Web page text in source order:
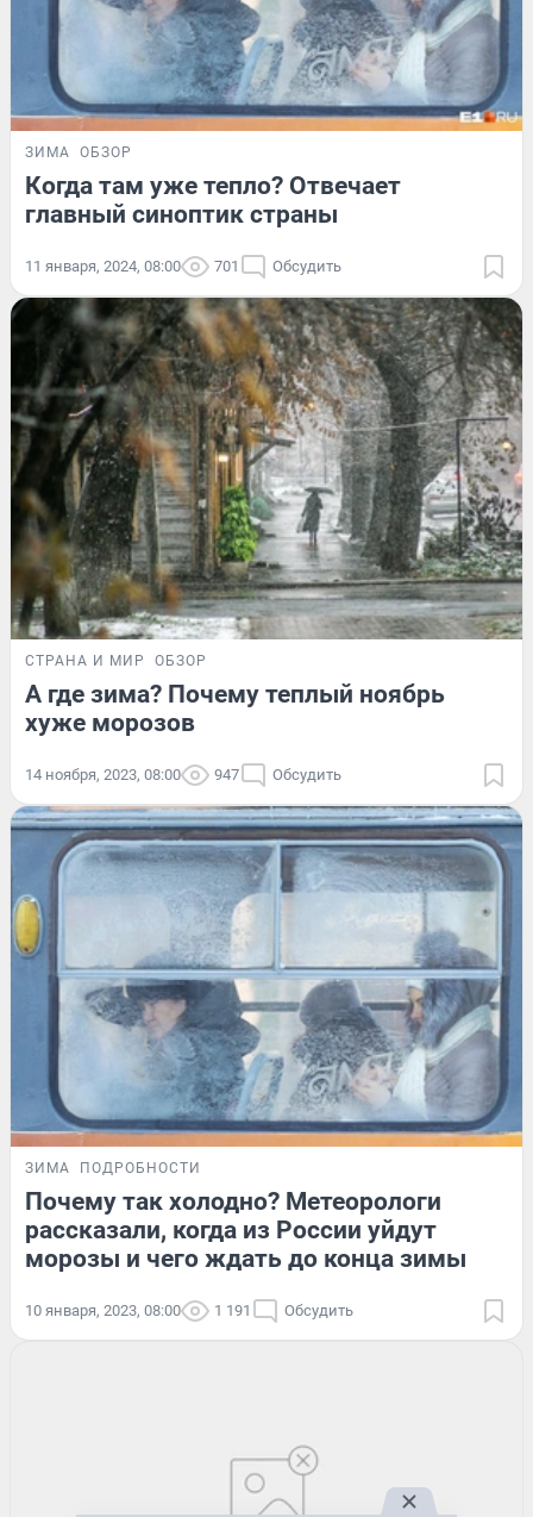
ЗИМА ОБЗОР
Когда там уже тепло? Отвечает
главный синоптик страны
11 января, 2024, 08:00 701 Обсудить
СТРАНА И МИР ОБЗОР
А где зима? Почему теплый ноябрь
хуже морозов
14 ноября, 2023, 08:00 947 Обсудить
ЗИМА ПОДРОБНОСТИ
Почему так холодно? Метеорологи
рассказали, когда из России уйдут
морозы и чего ждать до конца зимы
10 января, 2023, 08:00 1 191 Обсудить